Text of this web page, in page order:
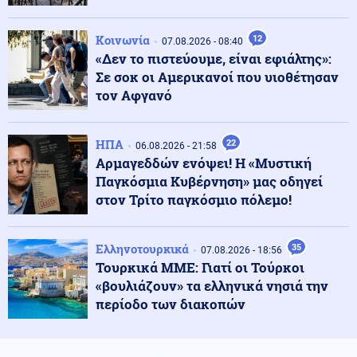
08.08.2026 - 18:00
ελικόπτερα Apache AH-64D
Πολιτική 08.08.2026 - 17:54
Τουρνάς: «Απέναντι σε ακραία καιρικά φαινόμενα δεν
υπάρχουν περιθώρια εφησυχασμού»
Κόσμος 08.08.2026 - 17:51
Δαρδανέλια: Η Τουρκία βάζει περιορισμούς στη
διέλευση πλοίων
Πολιτική 08.08.2026 - 17:44
Χαρακόπουλος: «Να αλλάξει το πλαίσιο αποζημιώσεων
για τα βιολογικά προϊόντα»
Κοινωνία 07.08.2026 - 08:40 12
«Δεν το πιστεύουμε, είναι εφιάλτης»:
Σε σοκ οι Αμερικανοί που υιοθέτησαν
τον Αφγανό
ΗΠΑ 06.08.2026 - 21:58 22
Αρμαγεδδών ενόψει! Η «Μυστική
Παγκόσμια Κυβέρνηση» μας οδηγεί
στον Τρίτο παγκόσμιο πόλεμο!
Ελληνοτουρκικά 07.08.2026 - 18:56 35
Τουρκικά ΜΜΕ: Γιατί οι Τούρκοι
«βουλιάζουν» τα ελληνικά νησιά την
περίοδο των διακοπών